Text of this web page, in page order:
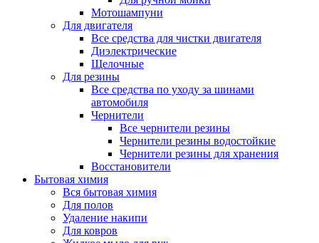
Мотошампуни
Для двигателя
Все средства для чистки двигателя
Диэлектрические
Щелочные
Для резины
Все средства по уходу за шинами
автомобиля
Чернители
Все чернители резины
Чернители резины водостойкие
Чернители резины для хранения
Восстановители
Бытовая химия
Вся бытовая химия
Для полов
Удаление накипи
Для ковров